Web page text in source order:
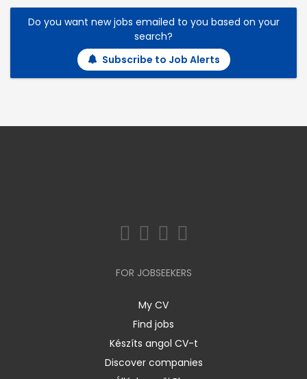
Do you want new jobs emailed to you based on your
search?
Subscribe to Job Alerts
FOR JOBSEEKERS
My CV
Find jobs
Készíts angol CV-t
Discover companies